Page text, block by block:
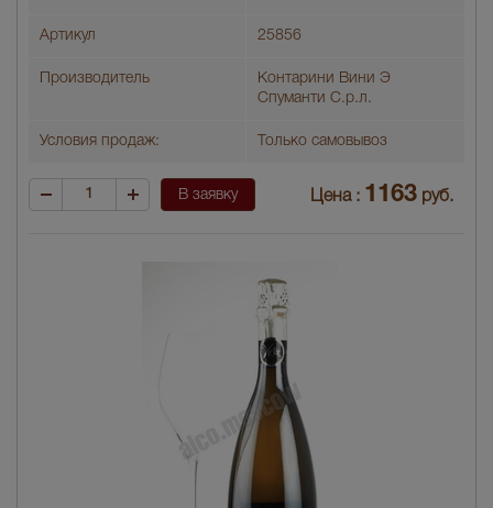
Артикул 25856
Производитель
Контарини Вини Э
Спуманти С.р.л.
Условия продаж: Только самовывоз
В заявку Цена : 1163 руб.